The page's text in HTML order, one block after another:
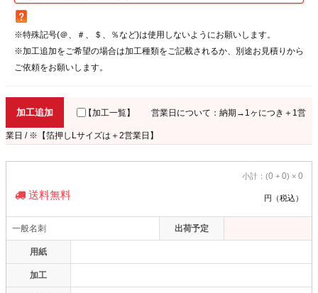
※特殊記号(＠、＃、＄、％など)は使用しないようにお願いします。
※加工追加をご希望の場合は加工種類をご記載されるか、別途お見積りから
ご依頼をお願いします。
加工追加 【加工一覧】 営業日について：納期→1ヶにつき＋1営
業日 / ※【箔押しLサイズは＋2営業日】
一般名刺
用紙
加工
出荷予定
小計：(0 + 0) × 0
送料無料 円（税込）